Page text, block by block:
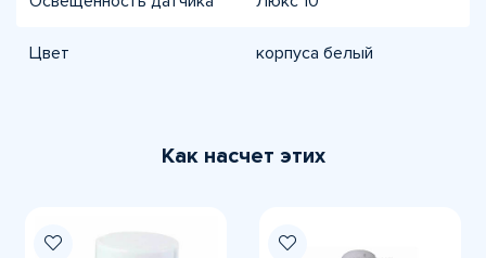
Цвет корпуса белый
Как насчет этих